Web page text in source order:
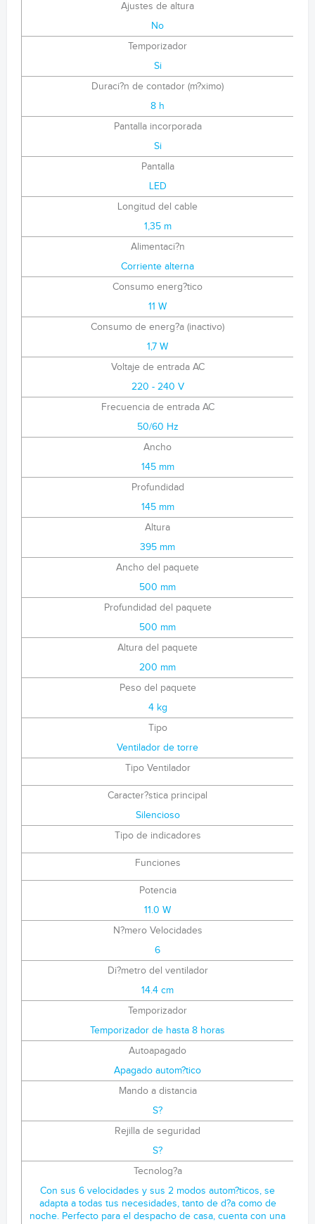
Ajustes de altura
No
Temporizador
Si
Duraci?n de contador (m?ximo)
8 h
Pantalla incorporada
Si
Pantalla
LED
Longitud del cable
1,35 m
Alimentaci?n
Corriente alterna
Consumo energ?tico
11 W
Consumo de energ?a (inactivo)
1,7 W
Voltaje de entrada AC
220 - 240 V
Frecuencia de entrada AC
50/60 Hz
Ancho
145 mm
Profundidad
145 mm
Altura
395 mm
Ancho del paquete
500 mm
Profundidad del paquete
500 mm
Altura del paquete
200 mm
Peso del paquete
4 kg
Tipo
Ventilador de torre
Tipo Ventilador
Caracter?stica principal
Silencioso
Tipo de indicadores
Funciones
Potencia
11.0 W
N?mero Velocidades
6
Di?metro del ventilador
14.4 cm
Temporizador
Temporizador de hasta 8 horas
Autoapagado
Apagado autom?tico
Mando a distancia
S?
Rejilla de seguridad
S?
Tecnolog?a
Con sus 6 velocidades y sus 2 modos autom?ticos, se
adapta a todas tus necesidades, tanto de d?a como de
noche. Perfecto para el despacho de casa, cuenta con una